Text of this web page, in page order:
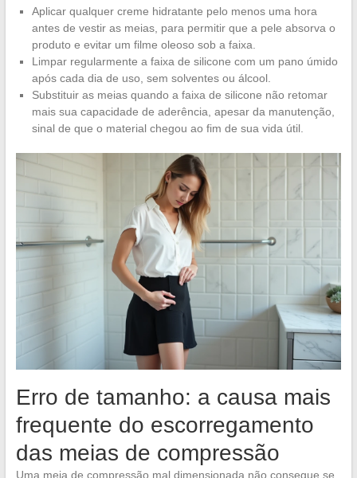
Aplicar qualquer creme hidratante pelo menos uma hora
antes de vestir as meias, para permitir que a pele absorva o
produto e evitar um filme oleoso sob a faixa.
Limpar regularmente a faixa de silicone com um pano úmido
após cada dia de uso, sem solventes ou álcool.
Substituir as meias quando a faixa de silicone não retomar
mais sua capacidade de aderência, apesar da manutenção,
sinal de que o material chegou ao fim de sua vida útil.
Erro de tamanho: a causa mais
frequente do escorregamento
das meias de compressão
Uma meia de compressão mal dimensionada não consegue se